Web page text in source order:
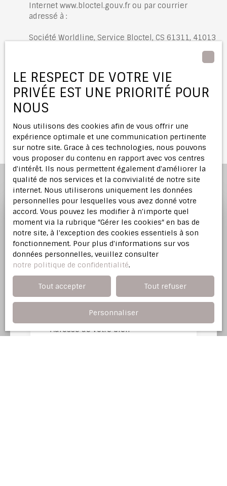
Internet www.bloctel.gouv.fr ou par courrier
adressé à :
Société Worldline, Service Bloctel, CS 61311, 41013
données personnelles, veuillez consulter notre
politique de confidentialité.
Recevoir des annonces
Profitez d'uneestimation
offerte
Notre agence immobilière vous offre une
Parisien.
Adresse de votre bien
LE RESPECT DE VOTRE VIE
PRIVÉE EST UNE PRIORITÉ POUR
NOUS
Nous utilisons des cookies afin de vous offrir une
expérience optimale et une communication pertinente
sur notre site. Grace à ces technologies, nous pouvons
vous proposer du contenu en rapport avec vos centres
d'intérêt. Ils nous permettent également d'améliorer la
qualité de nos services et la convivialité de notre site
internet. Nous utiliserons uniquement les données
personnelles pour lesquelles vous avez donné votre
accord. Vous pouvez les modifier à n'importe quel
moment via la rubrique ″Gérer les cookies″ en bas de
notre site, à l'exception des cookies essentiels à son
fonctionnement. Pour plus d'informations sur vos
données personnelles, veuillez consulter
notre politique de confidentialité.
Tout accepter Tout refuser
Personnaliser